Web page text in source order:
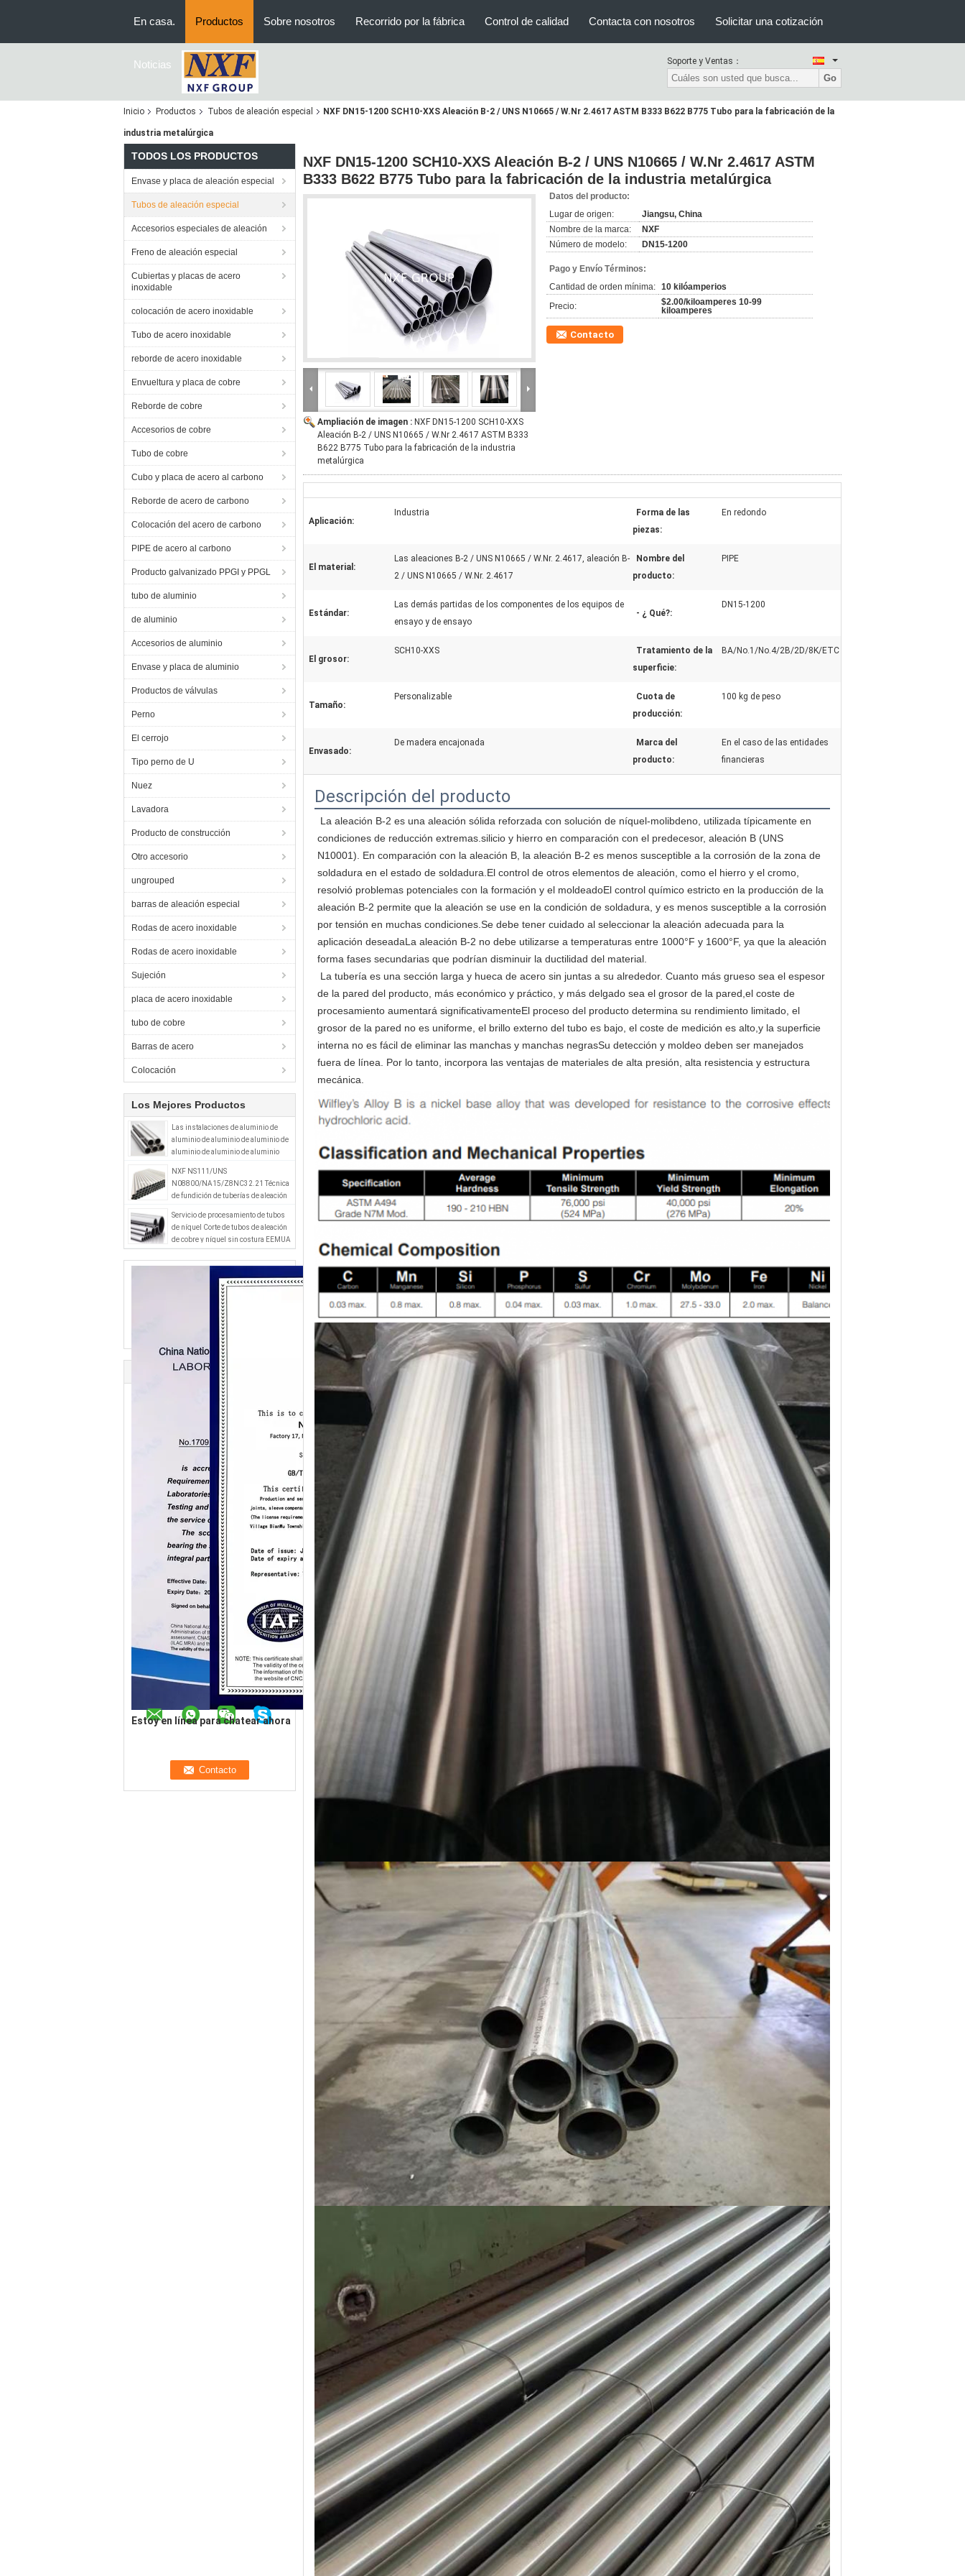
Deja un mensaje
¡Te llamaremos pronto!
PRESENTACIóN
En casa. Productos Sobre nosotros Recorrido por la fábrica Control de calidad Contacta con nosotros Solicitar una cotización
Noticias Soporte y Ventas：
Go
Inicio Productos Tubos de aleación especial NXF DN15-1200 SCH10-XXS Aleación B-2 / UNS N10665 / W.Nr 2.4617 ASTM B333 B622 B775 Tubo para la fabricación de la
industria metalúrgica
TODOS LOS PRODUCTOS
Envase y placa de aleación especial
Tubos de aleación especial
Accesorios especiales de aleación
Freno de aleación especial
Cubiertas y placas de acero
inoxidable
colocación de acero inoxidable
Tubo de acero inoxidable
reborde de acero inoxidable
Envueltura y placa de cobre
Reborde de cobre
Accesorios de cobre
Tubo de cobre
Cubo y placa de acero al carbono
Reborde de acero de carbono
Colocación del acero de carbono
PIPE de acero al carbono
Producto galvanizado PPGI y PPGL
tubo de aluminio
de aluminio
Accesorios de aluminio
Envase y placa de aluminio
Productos de válvulas
Perno
El cerrojo
Tipo perno de U
Nuez
Lavadora
Producto de construcción
Otro accesorio
ungrouped
barras de aleación especial
Rodas de acero inoxidable
Rodas de acero inoxidable
Sujeción
placa de acero inoxidable
tubo de cobre
Barras de acero
Colocación
Los Mejores Productos
Las instalaciones de aluminio de
aluminio de aluminio de aluminio de
aluminio de aluminio de aluminio
NXF NS111/UNS
N08800/NA15/Z8NC32.21 Técnica
de fundición de tuberías de aleación
de tuberías
Servicio de procesamiento de tubos
de níquel Corte de tubos de aleación
de cobre y níquel sin costura EEMUA
234 UNS C70600 CuNi9010 B10 PE
Estoy en línea para chatear ahora
NXF DN15-1200 SCH10-XXS Aleación B-2 / UNS N10665 / W.Nr 2.4617 ASTM
B333 B622 B775 Tubo para la fabricación de la industria metalúrgica
Ampliación de imagen : NXF DN15-1200 SCH10-XXS
Aleación B-2 / UNS N10665 / W.Nr 2.4617 ASTM B333
B622 B775 Tubo para la fabricación de la industria
metalúrgica
Datos del producto:
Lugar de origen:
Jiangsu, China
Nombre de la marca:
NXF
Número de modelo:
DN15-1200
Pago y Envío Términos:
Cantidad de orden mínima: 10 kilóamperios
Precio:
$2.00/kiloamperes 10-99
kiloamperes
Contacto
Aplicación:
Industria
Forma de las
piezas:
En redondo
El material:
Las aleaciones B-2 / UNS N10665 / W.Nr. 2.4617, aleación B-
2 / UNS N10665 / W.Nr. 2.4617
Nombre del
producto:
PIPE
Estándar:
Las demás partidas de los componentes de los equipos de
ensayo y de ensayo
- ¿ Qué?:
DN15-1200
El grosor:
SCH10-XXS
Tratamiento de la
superficie:
BA/No.1/No.4/2B/2D/8K/ETC
Tamaño:
Personalizable
Cuota de
producción:
100 kg de peso
Envasado:
De madera encajonada
Marca del
producto:
En el caso de las entidades
financieras
Descripción del producto
La aleación B-2 es una aleación sólida reforzada con solución de níquel-molibdeno, utilizada típicamente en
condiciones de reducción extremas.silicio y hierro en comparación con el predecesor, aleación B (UNS
N10001). En comparación con la aleación B, la aleación B-2 es menos susceptible a la corrosión de la zona de
soldadura en el estado de soldadura.El control de otros elementos de aleación, como el hierro y el cromo,
resolvió problemas potenciales con la formación y el moldeadoEl control químico estricto en la producción de la
aleación B-2 permite que la aleación se use en la condición de soldadura, y es menos susceptible a la corrosión
por tensión en muchas condiciones.Se debe tener cuidado al seleccionar la aleación adecuada para la
aplicación deseadaLa aleación B-2 no debe utilizarse a temperaturas entre 1000°F y 1600°F, ya que la aleación
forma fases secundarias que podrían disminuir la ductilidad del material.
La tubería es una sección larga y hueca de acero sin juntas a su alrededor. Cuanto más grueso sea el espesor
de la pared del producto, más económico y práctico, y más delgado sea el grosor de la pared,el coste de
procesamiento aumentará significativamenteEl proceso del producto determina su rendimiento limitado, el
grosor de la pared no es uniforme, el brillo externo del tubo es bajo, el coste de medición es alto,y la superficie
interna no es fácil de eliminar las manchas y manchas negrasSu detección y moldeo deben ser manejados
fuera de línea. Por lo tanto, incorpora las ventajas de materiales de alta presión, alta resistencia y estructura
mecánica.